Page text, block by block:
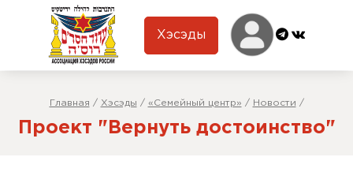
Хэсэды
Главная / Хэсэды / «Семейный центр» / Новости /
Проект "Вернуть достоинство"